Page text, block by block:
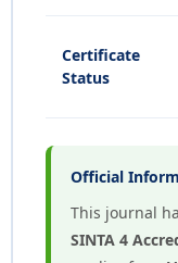
Certificate
Status
Official
This journal
SINTA 4